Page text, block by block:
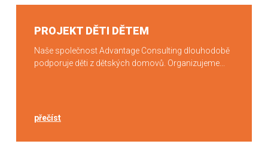
PROJEKT DĚTI DĚTEM
Naše společnost Advantage Consulting dlouhodobě
podporuje děti z dětských domovů. Organizujeme...
přečíst